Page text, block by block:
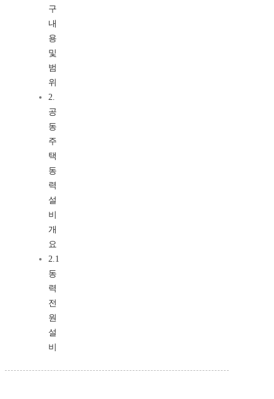
구
내
용
및
범
위
2.
공
동
주
택
동
력
설
비
개
요
2.1
동
력
전
원
설
비